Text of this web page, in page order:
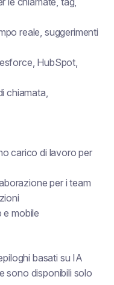
reale, suggerimenti
HubSpot,
chiamata,
carico di lavoro per
per i team
e mobile
basati su IA
sono disponibili solo